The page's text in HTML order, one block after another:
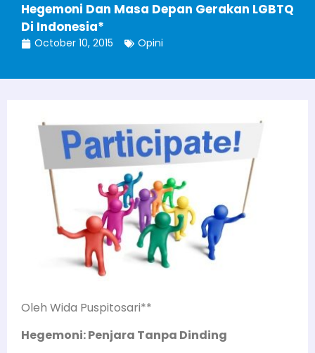
Hegemoni Dan Masa Depan Gerakan LGBTQ
Di Indonesia*
October 10, 2015 Opini
Oleh Wida Puspitosari**
Hegemoni: Penjara Tanpa Dinding